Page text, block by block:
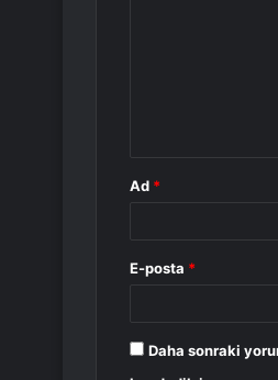
Ad *
E-posta *
Daha sonraki